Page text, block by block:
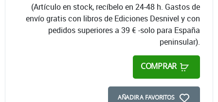
(Artículo en stock, recíbelo en 24-48 h. Gastos de
envío gratis con libros de Ediciones Desnivel y con
pedidos superiores a 39 € -solo para España
peninsular).
COMPRAR
AÑADIR A FAVORITOS